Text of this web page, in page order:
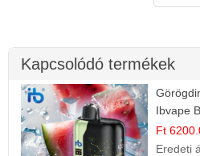
Kapcsolódó termékek
Ibvape
Élmény!
Ft
Eredeti